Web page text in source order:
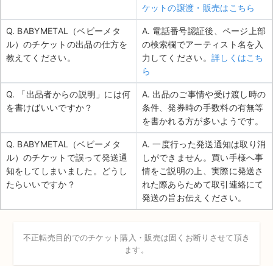
ケットの譲渡・販売はこちら
Q. BABYMETAL（ベビーメタ
ル）のチケットの出品の仕方を
教えてください。
A. 電話番号認証後、ページ上部
の検索欄でアーティスト名を入
力してください。 詳しくはこち
ら
Q. 「出品者からの説明」には何
を書けばいいですか？
A. 出品のご事情や受け渡し時の
条件、発券時の手数料の有無等
を書かれる方が多いようです。
Q. BABYMETAL（ベビーメタ
ル）のチケットで誤って発送通
知をしてしまいました。どうし
たらいいですか？
A. 一度行った発送通知は取り消
しができません。買い手様へ事
情をご説明の上、実際に発送さ
れた際あらためて取引連絡にて
発送の旨お伝えください。
不正転売目的でのチケット購入・販売は固くお断りさせて頂き
ます。